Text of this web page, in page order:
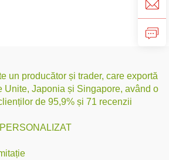
un producător și trader, care exportă
Unite, Japonia și Singapore, având o
de 95,9% și 71 recenzii